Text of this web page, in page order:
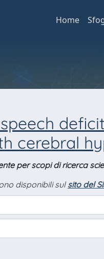
Home
cerebral
per scopi di ricerca
disponibili sul sito del